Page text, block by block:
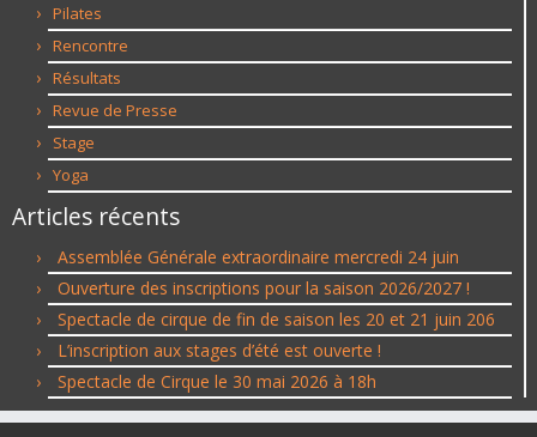
Pilates
Rencontre
Résultats
Revue de Presse
Stage
Yoga
Articles récents
Assemblée Générale extraordinaire mercredi 24 juin
Ouverture des inscriptions pour la saison 2026/2027 !
Spectacle de cirque de fin de saison les 20 et 21 juin 206
L’inscription aux stages d’été est ouverte !
Spectacle de Cirque le 30 mai 2026 à 18h